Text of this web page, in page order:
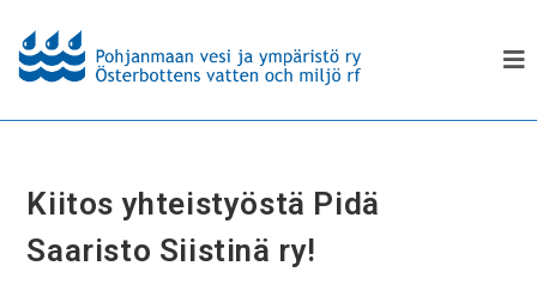
Kiitos yhteistyöstä Pidä
Saaristo Siistinä ry!